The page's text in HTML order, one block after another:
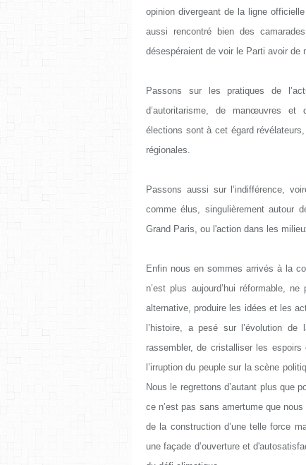
opinion divergeant de la ligne
aussi rencontré bien des
désespéraient de voir le Parti avoir
Passons sur les pratiques de
d’autoritarisme, de manœuvres et
élections sont à cet égard
régionales.
Passons aussi sur l’indifférence,
comme élus, singulièrement autour
Grand Paris, ou l'action dans les
Enfin nous en sommes arrivés à la
n’est plus aujourd’hui réformable,
alternative, produire les idées et les
l’histoire, a pesé sur l’évolution
rassembler, de cristalliser les
l’irruption du peuple sur la scène
Nous le regrettons d’autant plus que
ce n’est pas sans amertume que
de la construction d’une telle force
une façade d’ouverture et